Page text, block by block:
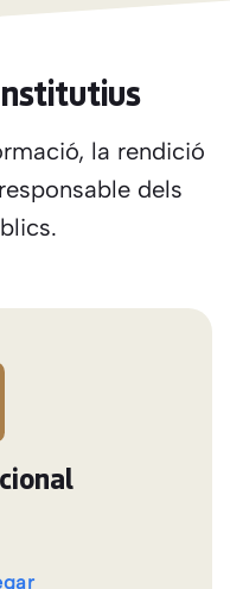
la rendició
dels